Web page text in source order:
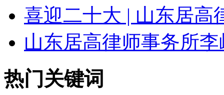
喜迎二十大 | 山东居高
山东居高律师事务所
热门关键词